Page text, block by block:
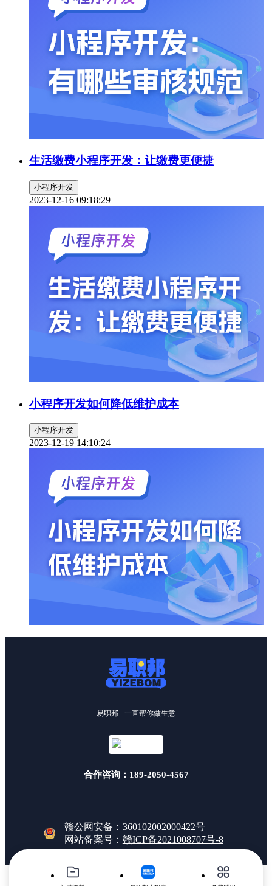
生活缴费小程序开发：让缴费更便捷
小程序开发
2023-12-16 09:18:29
小程序开发如何降低维护成本
小程序开发
2023-12-19 14:10:24
易职邦 - 一直帮你做生意
合作咨询：189-2050-4567
赣公网安备：360102002000422号
网站备案号： 赣ICP备2021008707号-8